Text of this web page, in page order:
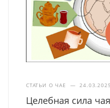
СТАТЬИ О ЧАЕ — 24.03.2025
Целебная сила